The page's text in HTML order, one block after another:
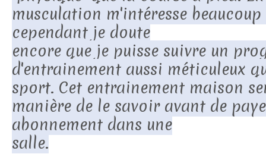
musculation m'intéresse
cependant je doute
encore que je puisse suivre un
d'entrainement aussi méticuleux
sport. Cet entrainement maison
manière de le savoir avant de
abonnement dans une
salle.